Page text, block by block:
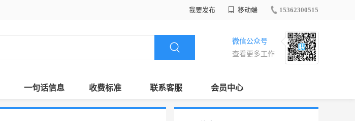
我要发布 移动端 15362300515
微信公众号
查看更多工作
一句话信息 收费标准 联系客服 会员中心